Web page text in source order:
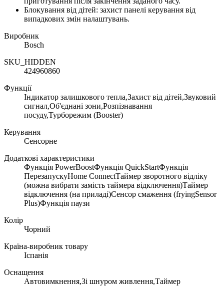
Блокування від дітей: захист панелі керування від
випадкових змін налаштувань.
Виробник
Bosch
SKU_HIDDEN
424960860
Функції
Індикатор залишкового тепла,Захист від дітей,Звуковий
сигнал,Об'єднані зони,Розпізнавання
посуду,Турборежим (Booster)
Керування
Сенсорне
Додаткові характеристики
Функція PowerBoostФункція QuickStartФункція
ПерезапускуHome ConnectТаймер зворотного відліку
(можна вибрати замість таймера відключення)Таймер
відключення (на приладі)Сенсор смаження (fryingSensor
Plus)Функція паузи
Колір
Чорний
Країна-виробник товару
Іспанія
Оснащення
Автовимкнення,Зі шнуром живлення,Таймер